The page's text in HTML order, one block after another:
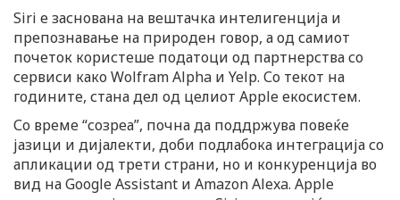
Siri е заснована на вештачка интелигенција и
препознавање на природен говор, а од самиот
почеток користеше податоци од партнерства со
сервиси како Wolfram Alpha и Yelp. Со текот на
годините, стана дел од целиот Apple екосистем.
Со време “созреа”, почна да поддржува повеќе
јазици и дијалекти, доби подлабока интеграција со
апликации од трети страни, но и конкуренција во
вид на Google Assistant и Amazon Alexa. Apple